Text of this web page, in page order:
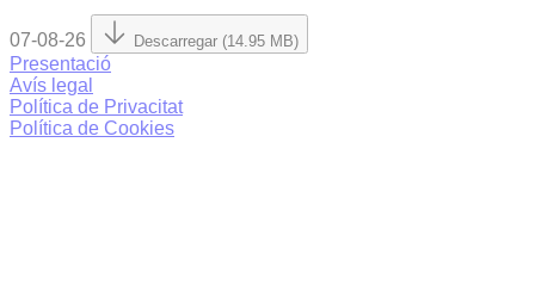
07-08-26 Descarregar (14.95 MB)
Presentació
Avís legal
Política de Privacitat
Política de Cookies